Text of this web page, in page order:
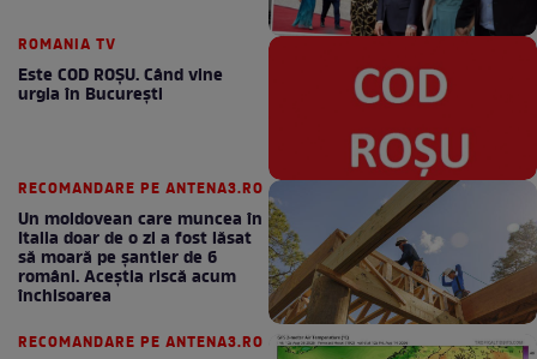
ROMANIA TV
Este COD ROŞU. Când vine
urgia în Bucureşti
RECOMANDARE PE ANTENA3.RO
Un moldovean care muncea în
Italia doar de o zi a fost lăsat
să moară pe şantier de 6
români. Aceștia riscă acum
închisoarea
RECOMANDARE PE ANTENA3.RO